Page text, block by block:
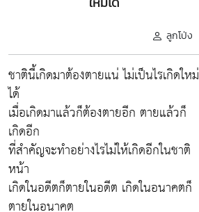
ลูกโป่ง
ชาตินี้เกิดมาต้องตายแน่ ไม่เป็นไรเกิดใหม่
ได้
เมื่อเกิดมาแล้วก็ต้องตายอีก ตายแล้วก็
เกิดอีก
ที่สำคัญจะทำอย่างไรไม่ให้เกิดอีกในชาติ
หน้า
เกิดในอดีตก็ตายในอดีต เกิดในอนาคตก็
ตายในอนาคต